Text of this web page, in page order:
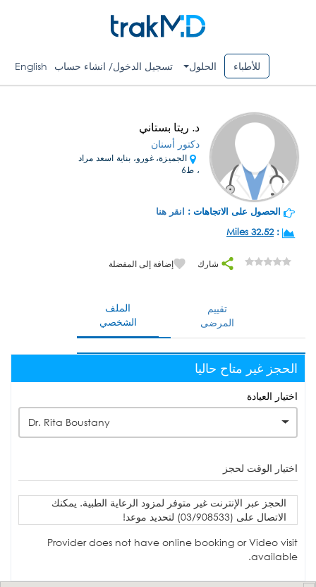
للأطباء الحلول تسجيل الدخول/ انشاء حساب English
د. ريتا بستاني
دكتور أسنان
الجميزة، غورو، بناية اسعد مراد
، ط6
الحصول على الاتجاهات : انقر هنا
:
32.52 Miles
شارك إضافة إلى المفضلة
الملف
الشخصي
تقييم
المرضى
الحجز غير متاح حاليا
اختيار العيادة
Dr. Rita Boustany
اختيار الوقت لحجز
الحجز عبر الإنترنت غير متوفر لمزود الرعاية الطبية. يمكنك
الاتصال على (03/908533) لتحديد موعد!
Provider does not have online booking or Video visit
available.